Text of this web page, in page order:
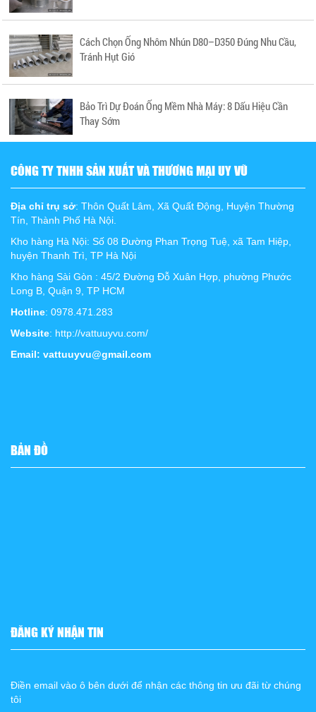
Cách Chọn Ống Nhôm Nhún D80–D350 Đúng Nhu Cầu,
Tránh Hụt Gió
Bảo Trì Dự Đoán Ống Mềm Nhà Máy: 8 Dấu Hiệu Cần
Thay Sớm
CÔNG TY TNHH SẢN XUẤT VÀ THƯƠNG MẠI UY VŨ
Địa chỉ trụ sở: Thôn Quất Lâm, Xã Quất Động, Huyện Thường
Tín, Thành Phố Hà Nội.
Kho hàng Hà Nội: Số 08 Đường Phan Trọng Tuệ, xã Tam Hiệp,
huyện Thanh Trì, TP Hà Nội
Kho hàng Sài Gòn : 45/2 Đường Đỗ Xuân Hợp, phường Phước
Long B, Quận 9, TP HCM
Hotline: 0978.471.283
Website: http://vattuuyvu.com/
Email: vattuuyvu@gmail.com
BẢN ĐỒ
ĐĂNG KÝ NHẬN TIN
Điền email vào ô bên dưới để nhận các thông tin ưu đãi từ chúng
tôi